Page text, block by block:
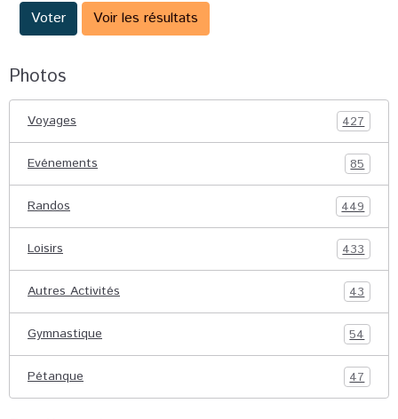
Voter Voir les résultats
Photos
Voyages 427
Evénements 85
Randos 449
Loisirs 433
Autres Activités 43
Gymnastique 54
Pétanque 47